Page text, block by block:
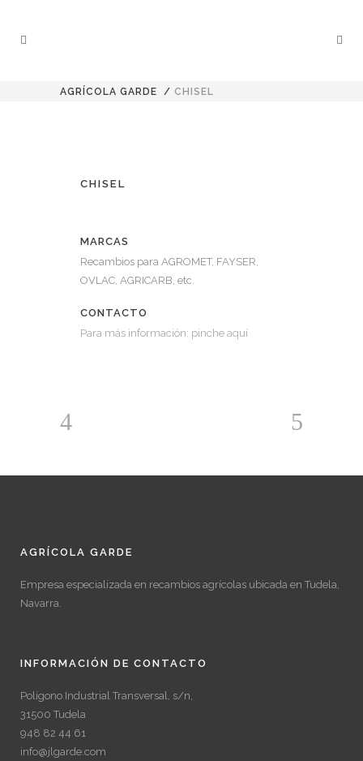
AGRÍCOLA GARDE / CHISEL
CHISEL
MARCAS
Recambios para AGROMET, FAYSER,
OVLAC, AGRICARB, etc.
CONTACTO
Para más información: pinche aquí
AGRÍCOLA GARDE
Empresa especializada en recambios agrícolas ubicada en Tudela,
Navarra.
INFORMACIÓN DE CONTACTO
Polígono Industrial Transversal, s/n,
31500 Tudela
948 82 44 61
info@jlgarde.com